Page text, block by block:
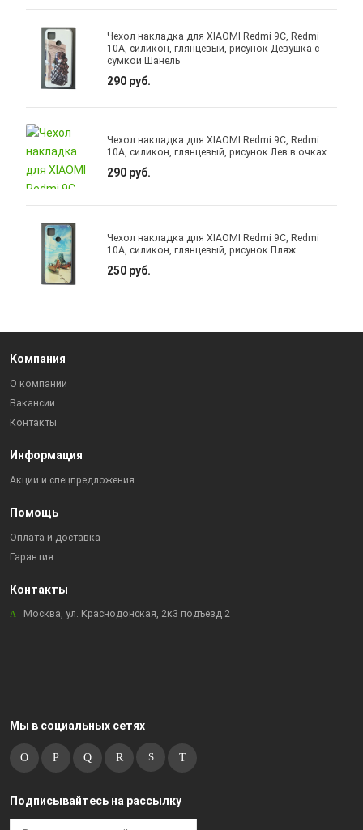
Чехол накладка для XIAOMI Redmi 9C, Redmi
10A, силикон, глянцевый, рисунок Девушка с
сумкой Шанель
290 руб.
Чехол накладка для XIAOMI Redmi 9C, Redmi
10A, силикон, глянцевый, рисунок Лев в очках
290 руб.
Чехол накладка для XIAOMI Redmi 9C, Redmi
10A, силикон, глянцевый, рисунок Пляж
250 руб.
Компания
О компании
Вакансии
Контакты
Информация
Акции и спецпредложения
Помощь
Оплата и доставка
Гарантия
Контакты
Москва, ул. Краснодонская, 2к3 подъезд 2
Мы в социальных сетях
Подписывайтесь на рассылку